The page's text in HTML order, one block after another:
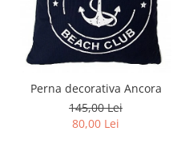
Perna decorativa Ancora
145,00 Lei
80,00 Lei